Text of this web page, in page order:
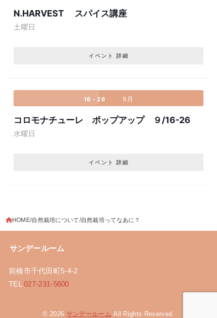
N.HARVEST スパイス講座
土曜日
イベント 詳細
16 - 26 9月
コロモナチューレ ポップアップ ９/16-26
水曜日
イベント 詳細
HOME 自然栽培について 自然栽培ってなあに？
サンデールーム
前橋市千代田町5-4-2
TEL027-231-5600
© 2026 サンデールーム All Rights Reserved.